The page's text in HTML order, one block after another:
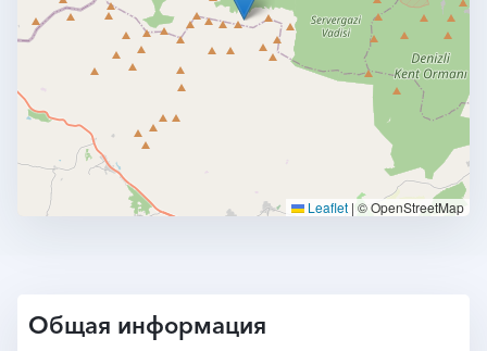
Leaflet | © OpenStreetMap
Общая информация